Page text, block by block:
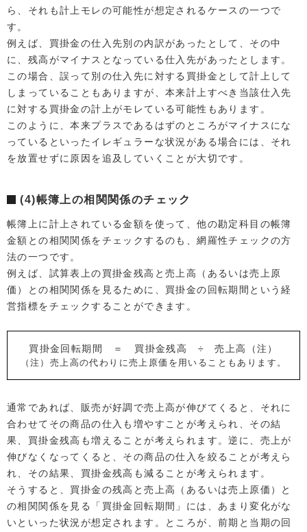
ら、それも計上モレの可能性が想定されるケースの一つで
す。
例えば、買掛金の仕入先別の内訳があったとして、その中
に、残高がマイナスとなっている仕入先があったとします。
この場合、誤って別の仕入先に対する買掛金として計上して
しまっていることもありますが、本来計上すべき当該仕入先
に対する買掛金の計上がモレている可能性もあります。
このように、本来プラスであるはずのところがマイナスにな
っているといったイレギュラーな状況がある場合には、それ
を放置せずに原因を追及していくことが大切です。
(4)帳簿上の相関関係のチェック
帳簿上に計上されている金額を使って、他の勘定科目の帳簿
金額との相関関係をチェックするのも、網羅性チェックの方
法の一つです。
例えば、試算表上の買掛金残高と売上高（あるいは売上原
価）との相関関係を見るために、買掛金の回転期間という経
営指標をチェックすることができます。
買掛金回転期間 ＝ 買掛金残高 ÷ 売上高（注）
（注）売上高の代わりに売上原価を用いることもあります。
通常であれば、販売が好調で売上高が伸びてくると、それに
合わせてその商品の仕入も増やすことが考えられ、その結
果、買掛金残高も増えることが考えられます。逆に、売上が
伸びなくなってくると、その商品の仕入を絞ることが考えら
れ、その結果、買掛金残高も減ることが考えられます。
そうすると、買掛金の残高と売上高（あるいは売上原価）と
の相関関係を見る「買掛金回転期間」には、あまり変化がな
いといった状況が想定されます。ところが、前期と当期の回